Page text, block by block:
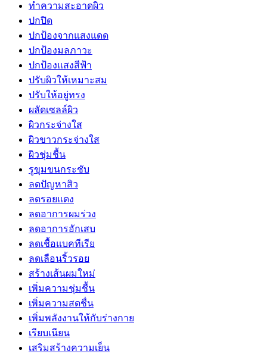
ทำความสะอาดผิว
ปกปิด
ปกป้องจากแสงแดด
ปกป้องมลภาวะ
ปกป้องแสงสีฟ้า
ปรับผิวให้เหมาะสม
ปรับให้อยู่ทรง
ผลัดเซลล์ผิว
ผิวกระจ่างใส
ผิวขาวกระจ่างใส
ผิวชุ่มชื้น
รูขุมขนกระชับ
ลดปัญหาสิว
ลดรอยแดง
ลดอาการผมร่วง
ลดอาการอักเสบ
ลดเชื้อแบคทีเรีย
ลดเลือนริ้วรอย
สร้างเส้นผมใหม่
เพิ่มความชุ่มชื้น
เพิ่มความสดชื่น
เพิ่มพลังงานให้กับร่างกาย
เรียบเนียน
เสริมสร้างความเย็น